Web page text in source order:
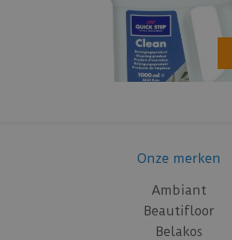
Onze merken
Ambiant
Beautifloor
Belakos